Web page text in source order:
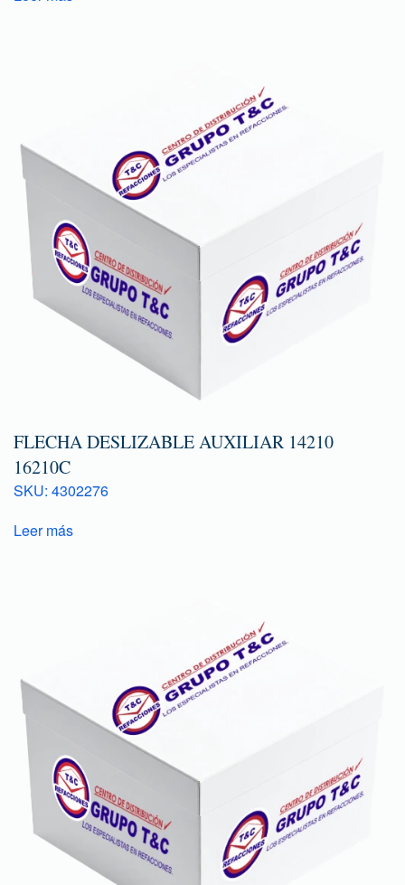
FLECHA DESLIZABLE AUXILIAR 14210
16210C
SKU: 4302276
Leer más